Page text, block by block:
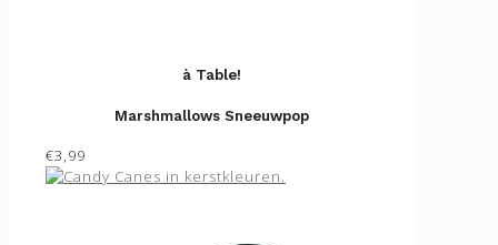
à Table!
Marshmallows Sneeuwpop
€3,99